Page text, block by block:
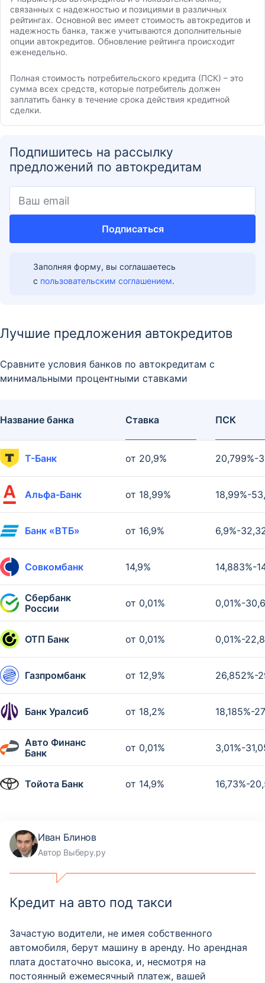
связанных с надежностью и позициями в различных
рейтингах. Основной вес имеет стоимость автокредитов и
надежность банка, также учитываются дополнительные
опции автокредитов. Обновление рейтинга происходит
еженедельно.
Полная стоимость потребительского кредита (ПСК) – это
сумма всех средств, которые потребитель должен
заплатить банку в течение срока действия кредитной
сделки.
Подпишитесь на рассылку
предложений по автокредитам
Подписаться
Заполняя форму, вы соглашаетесь
с пользовательским соглашением.
Лучшие предложения автокредитов
Сравните условия банков по автокредитам с
минимальными процентными ставками
Название банка Ставка ПСК
Т-Банк от 20,9% 20,799%-
Альфа-Банк от 18,99% 18,99%-
Банк «ВТБ» от 16,9% 6,9%-
Совкомбанк 14,9% 14,883%-
Сбербанк
России
от 0,01% 0,01%-
ОТП Банк от 0,01% 0,01%-
Газпромбанк от 12,9% 26,852%-
Банк Уралсиб от 18,2% 18,185%-
Авто Финанс
Банк
от 0,01% 3,01%-
Тойота Банк от 14,9% 16,73%-
Иван Блинов
Автор Выберу.ру
Кредит на авто под такси
Зачастую водители, не имея собственного
автомобиля, берут машину в аренду. Но арендная
плата достаточно высока, и, несмотря на
постоянный ежемесячный платеж, вашей